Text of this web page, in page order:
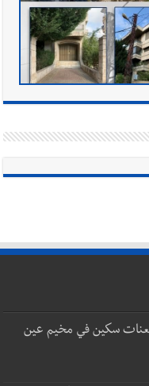
سكين في مخيم عين